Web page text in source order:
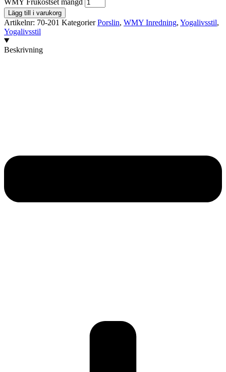
Lägg till i varukorg
Artikelnr: 70-201 Kategorier Porslin, WMY Inredning, Yogalivsstil,
Yogalivsstil
Beskrivning